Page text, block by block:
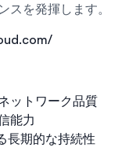
スを発揮します。
ットワーク品質
能力
長期的な持続性